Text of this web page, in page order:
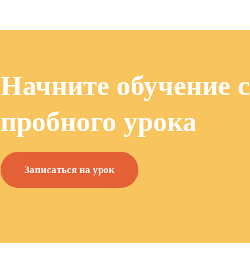
Начните обучение с
пробного урока
Записаться на урок